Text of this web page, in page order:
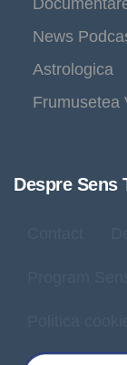
News
Astrologica
Frumusetea
Despre Sens